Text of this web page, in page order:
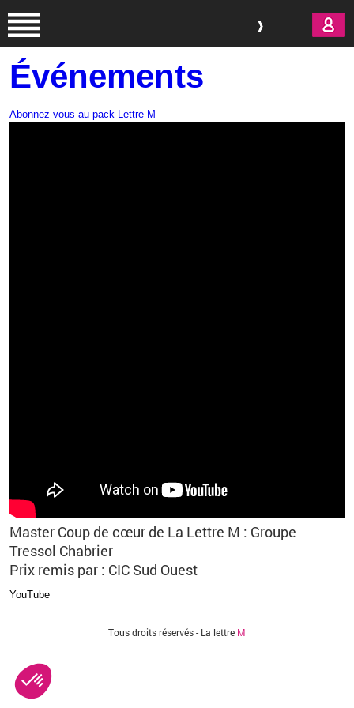
Événements
Abonnez-vous au pack Lettre M
Master Coup de cœur de La Lettre M : Groupe
Tressol Chabrier
Prix remis par : CIC Sud Ouest
YouTube
Tous droits réservés - La lettre M